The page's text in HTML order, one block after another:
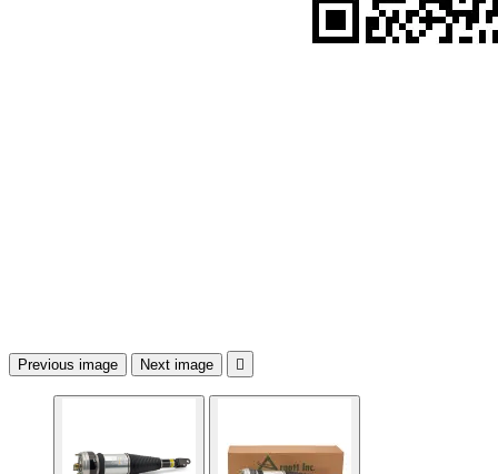
Previous image Next image 